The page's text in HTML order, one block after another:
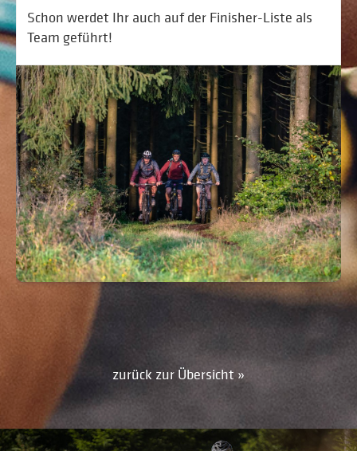
Schon werdet Ihr auch auf der Finisher-Liste als
Team geführt!
zurück zur Übersicht »